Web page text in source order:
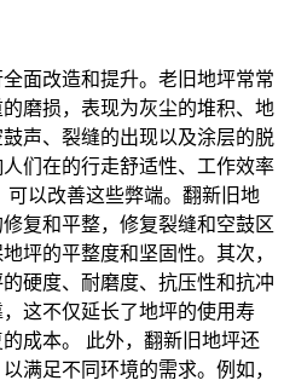
面改造和提升。老旧地坪常常
磨损，表现为灰尘的堆积、地
声、裂缝的出现以及涂层的脱
们在的行走舒适性、工作效率
可以改善这些弊端。翻新旧地
复和平整，修复裂缝和空鼓区
坪的平整度和坚固性。其次，
硬度、耐磨度、抗压性和抗冲
这不仅延长了地坪的使用寿
成本。 此外，翻新旧地坪还
满足不同环境的需求。例如，